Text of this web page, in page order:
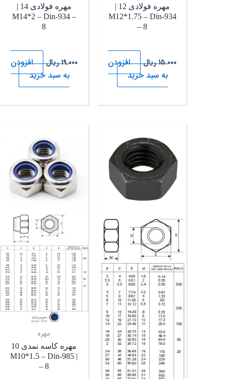
مهره فولادی 12 |
M12*1.75 – Din-934
– 8
۱۵.۰۰۰ریال
افزودن
به سبد خرید
مهره فولادی 14 |
M14*2 – Din-934 –
8
۱۹.۰۰۰ریال
افزودن
به سبد خرید
مهره
مهره کاسه نمدی 10
| M10*1.5 – Din-985
– 8